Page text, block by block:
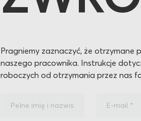
Pragniemy zaznaczyć, że otrzymane
naszego pracownika. Instrukcje
roboczych od otrzymania przez nas